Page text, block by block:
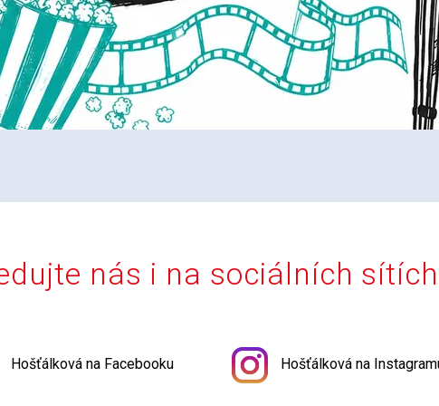
nás i na sociálních sítích
Hošťálková na Facebooku Hošťálková na